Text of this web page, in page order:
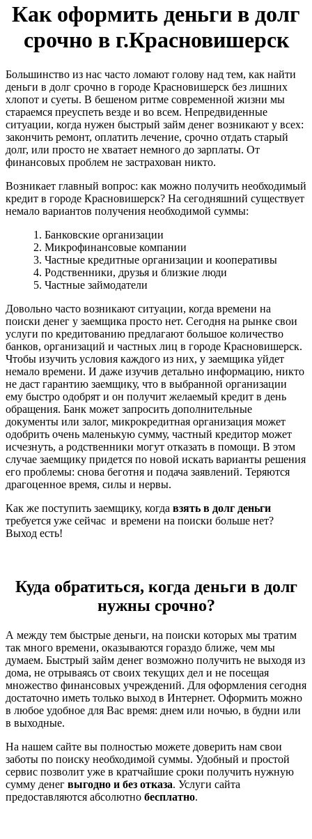
Как оформить деньги в долг
срочно в г.Красновишерск
Большинство из нас часто ломают голову над тем, как найти
деньги в долг срочно в городе Красновишерск без лишних
хлопот и суеты. В бешеном ритме современной жизни мы
стараемся преуспеть везде и во всем. Непредвиденные
ситуации, когда нужен быстрый займ денег возникают у всех:
закончить ремонт, оплатить лечение, срочно отдать старый
долг, или просто не хватает немного до зарплаты. От
финансовых проблем не застрахован никто.
Возникает главный вопрос: как можно получить необходимый
кредит в городе Красновишерск? На сегодняшний существует
немало вариантов получения необходимой суммы:
1. Банковские организации
2. Микрофинансовые компании
3. Частные кредитные организации и кооперативы
4. Родственники, друзья и близкие люди
5. Частные займодатели
Довольно часто возникают ситуации, когда времени на
поиски денег у заемщика просто нет. Сегодня на рынке свои
услуги по кредитованию предлагают большое количество
банков, организаций и частных лиц в городе Красновишерск.
Чтобы изучить условия каждого из них, у заемщика уйдет
немало времени. И даже изучив детально информацию, никто
не даст гарантию заемщику, что в выбранной организации
ему быстро одобрят и он получит желаемый кредит в день
обращения. Банк может запросить дополнительные
документы или залог, микрокредитная организация может
одобрить очень маленькую сумму, частный кредитор может
исчезнуть, а родственники могут отказать в помощи. В этом
случае заемщику придется по новой искать варианты решения
его проблемы: снова беготня и подача заявлений. Теряются
драгоценное время, силы и нервы.
Как же поступить заемщику, когда взять в долг деньги
требуется уже сейчас и времени на поиски больше нет?
Выход есть!
Куда обратиться, когда деньги в долг
нужны срочно?
А между тем быстрые деньги, на поиски которых мы тратим
так много времени, оказываются гораздо ближе, чем мы
думаем. Быстрый займ денег возможно получить не выходя из
дома, не отрываясь от своих текущих дел и не посещая
множество финансовых учреждений. Для оформления сегодня
достаточно иметь только выход в Интернет. Оформить можно
в любое удобное для Вас время: днем или ночью, в будни или
в выходные.
На нашем сайте вы полностью можете доверить нам свои
заботы по поиску необходимой суммы. Удобный и простой
сервис позволит уже в кратчайшие сроки получить нужную
сумму денег выгодно и без отказа. Услуги сайта
предоставляются абсолютно бесплатно.